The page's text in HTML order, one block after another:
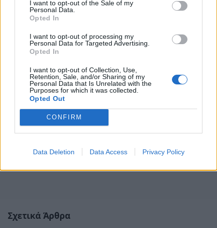
I want to opt-out of the Sale of my
Personal Data.
Opted In
I want to opt-out of processing my
Personal Data for Targeted Advertising.
Opted In
I want to opt-out of Collection, Use,
Retention, Sale, and/or Sharing of my
Personal Data that Is Unrelated with the
Purposes for which it was collected.
Opted Out
CONFIRM
Data Deletion Data Access Privacy Policy
Σχετικά Άρθρα